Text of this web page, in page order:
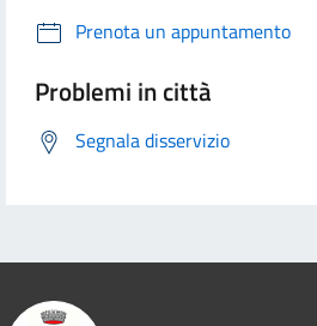
Prenota un appuntamento
Problemi in città
Segnala disservizio